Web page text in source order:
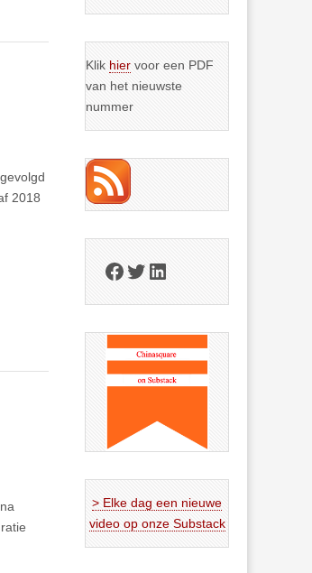
2018
Klik hier voor een PDF
van het nieuwste
nummer
Facebook
Twitter
LinkedIn
> Elke dag een nieuwe
video op onze Substack